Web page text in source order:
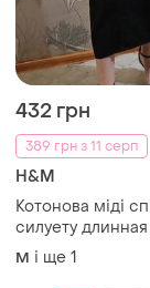
432 грн
389 грн з 11 серп
H&M
Котонова міді спідниця а
силуету
хлопок под джинс
M і ще 1